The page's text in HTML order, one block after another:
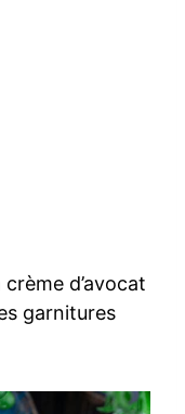
d’avocat
garnitures